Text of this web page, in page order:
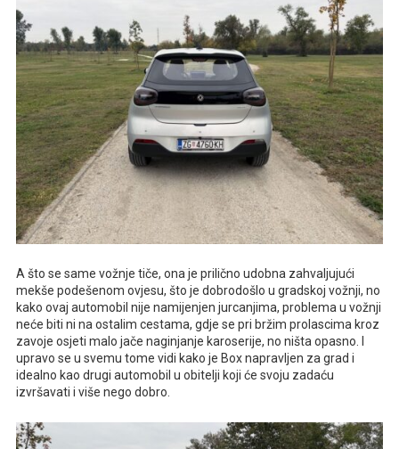
A što se same vožnje tiče, ona je prilično udobna zahvaljujući
mekše podešenom ovjesu, što je dobrodošlo u gradskoj vožnji, no
kako ovaj automobil nije namijenjen jurcanjima, problema u vožnji
neće biti ni na ostalim cestama, gdje se pri bržim prolascima kroz
zavoje osjeti malo jače naginjanje karoserije, no ništa opasno. I
upravo se u svemu tome vidi kako je Box napravljen za grad i
idealno kao drugi automobil u obitelji koji će svoju zadaću
izvršavati i više nego dobro.